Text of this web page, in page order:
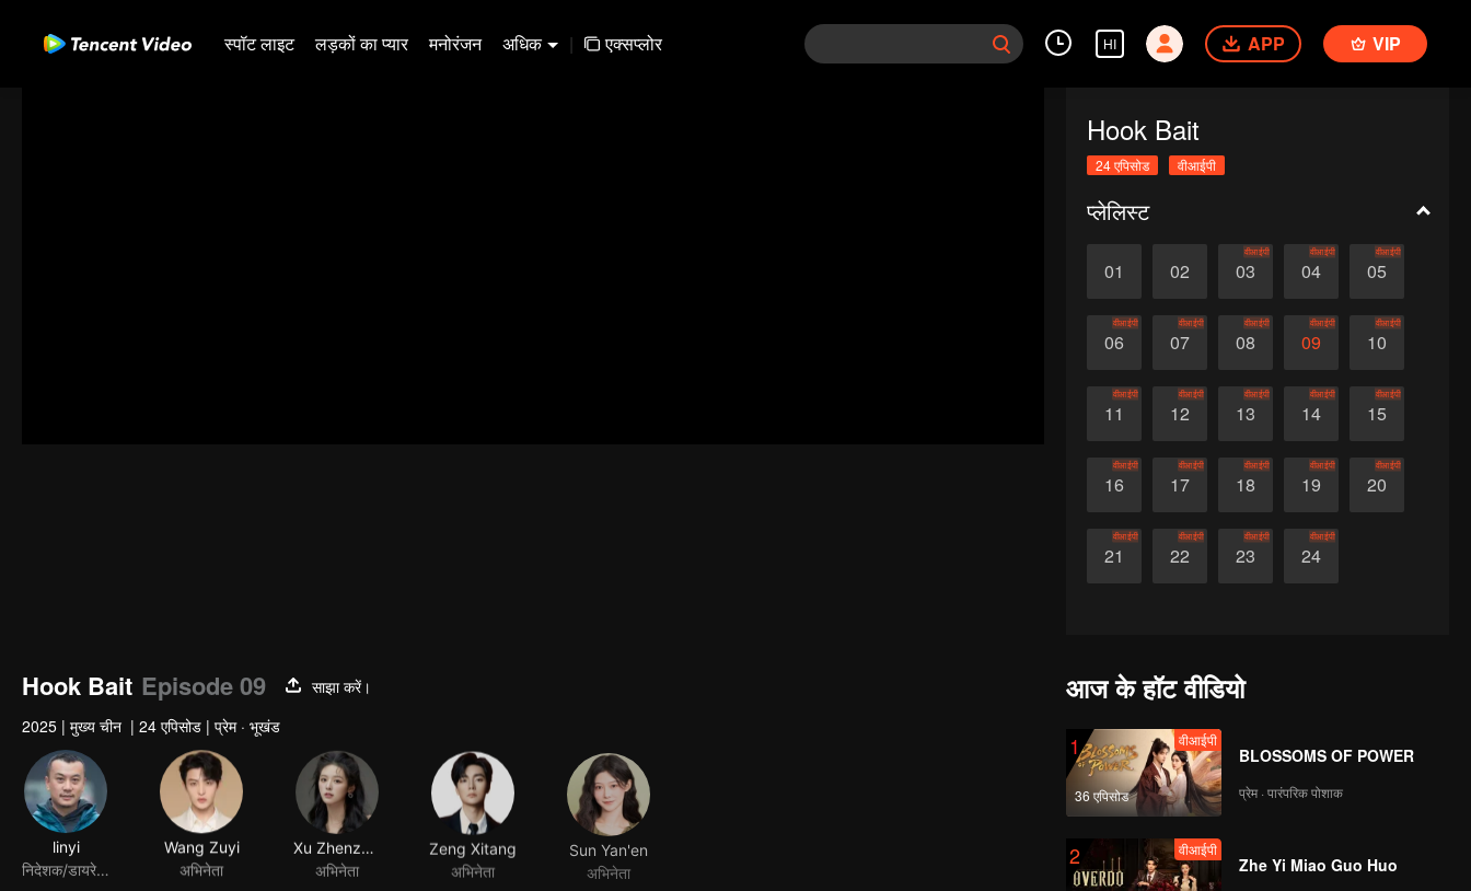
स्पॉट लाइट लड़कों का प्यार मनोरंजन अधिक | एक्सप्लोर HI APP VIP
Hook Bait
24 एपिसोड वीआईपी
प्लेलिस्ट
01 02 03
वीआईपी
04
वीआईपी
05
वीआईपी
06
वीआईपी
07
वीआईपी
08
वीआईपी
09
वीआईपी
10
वीआईपी
11
वीआईपी
12
वीआईपी
13
वीआईपी
14
वीआईपी
15
वीआईपी
16
वीआईपी
17
वीआईपी
18
वीआईपी
19
वीआईपी
20
वीआईपी
21
वीआईपी
22
वीआईपी
23
वीआईपी
24
वीआईपी
Hook Bait Episode 09
साझा करें।
2025 | मुख्य चीन | 24 एपिसोड | प्रेम · भूखंड
linyi
निदेशक/डायरेक्टर
Wang Zuyi
अभिनेता
अभिनेता
Zeng Xitang
अभिनेता
Sun Yan'en
अभिनेता
आज के हॉट वीडियो
1
36 एपिसोड
वीआईपी
BLOSSOMS OF POWER
प्रेम · पारंपरिक पोशाक
2 वीआईपी
Zhe Yi Miao Guo Huo